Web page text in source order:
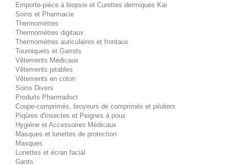
Emporte-pièce à biopsie et Curettes dermiques Kai
Soins et Pharmacie
Thermomètres
Thermomètres digitaux
Thermomètres auriculaires et frontaux
Tourniquets et Garrots
Vêtements Médicaux
Vêtements jetables
Vêtements en coton
Soins Divers
Produits Pharmadoct
Coupe-comprimés, broyeurs de comprimés et piluliers
Piqûres d'insectes et Peignes à poux
Hygiène et Accessoires Médicaux
Masques et lunettes de protection
Masques
Lunettes et écran facial
Gants